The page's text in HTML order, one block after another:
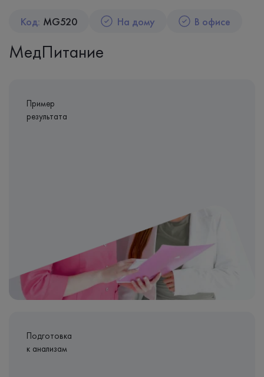
Код: MG520 На дому В офисе
МедПитание
Пример
результата
Подготовка
к анализам